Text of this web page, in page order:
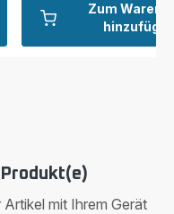
Zum
mit Ihrem Gerät